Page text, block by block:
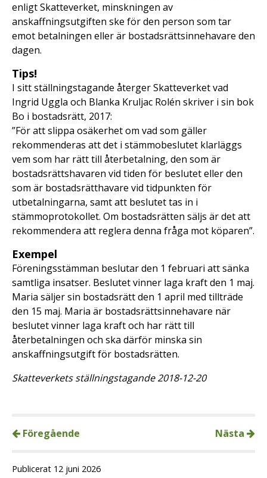
enligt Skatteverket, minskningen av
anskaffningsutgiften ske för den person som tar
emot betalningen eller är bostadsrättsinnehavare den
dagen.
Tips!
I sitt ställningstagande återger Skatteverket vad
Ingrid Uggla och Blanka Kruljac Rolén skriver i sin bok
Bo i bostadsrätt, 2017:
”För att slippa osäkerhet om vad som gäller
rekommenderas att det i stämmobeslutet klarläggs
vem som har rätt till återbetalning, den som är
bostadsrättshavaren vid tiden för beslutet eller den
som är bostadsrätthavare vid tidpunkten för
utbetalningarna, samt att beslutet tas in i
stämmoprotokollet. Om bostadsrätten säljs är det att
rekommendera att reglera denna fråga mot köparen”.
Exempel
Föreningsstämman beslutar den 1 februari att sänka
samtliga insatser. Beslutet vinner laga kraft den 1 maj.
Maria säljer sin bostadsrätt den 1 april med tillträde
den 15 maj. Maria är bostadsrättsinnehavare när
beslutet vinner laga kraft och har rätt till
återbetalningen och ska därför minska sin
anskaffningsutgift för bostadsrätten.
Skatteverkets ställningstagande 2018-12-20
Föregående Nästa
Publicerat 12 juni 2026